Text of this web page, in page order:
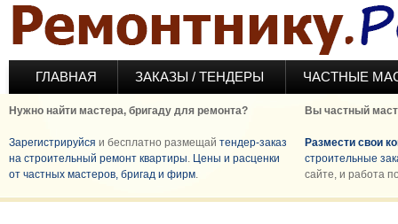
Перейти к основному содержанию
ГЛАВНАЯ ЗАКАЗЫ / ТЕНДЕРЫ ЧАСТНЫЕ
Нужно найти мастера, бригаду для ремонта?
Зарегистрируйся и бесплатно размещай тендер-заказ
на строительный ремонт квартиры. Цены и расценки
от частных мастеров, бригад и фирм.
Вы частный
Размести свои
строительные
сайте, и работа